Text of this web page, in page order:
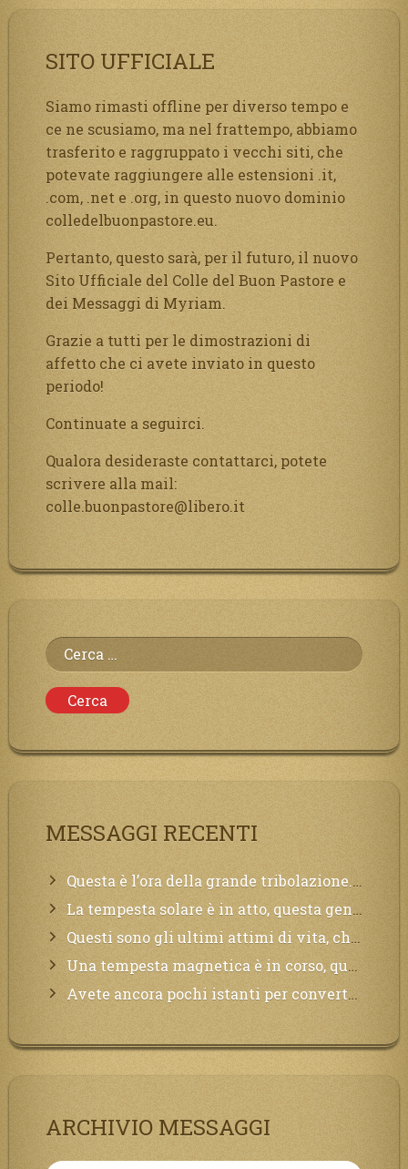
SITO UFFICIALE
Siamo rimasti offline per diverso tempo e
ce ne scusiamo, ma nel frattempo, abbiamo
trasferito e raggruppato i vecchi siti, che
potevate raggiungere alle estensioni .it,
.com, .net e .org, in questo nuovo dominio
colledelbuonpastore.eu.
Pertanto, questo sarà, per il futuro, il nuovo
Sito Ufficiale del Colle del Buon Pastore e
dei Messaggi di Myriam.
Grazie a tutti per le dimostrazioni di
affetto che ci avete inviato in questo
periodo!
Continuate a seguirci.
Qualora desideraste contattarci, potete
scrivere alla mail:
colle.buonpastore@libero.it
Ricerca
per:
MESSAGGI RECENTI
Questa è l’ora della grande tribolazione. Volgetemi il vostro cuore
La tempesta solare è in atto, questa generazione soffrirà molto, la Terra arderà, l’acqua sarà contaminata, il cibo non sarà più nelle vostre mense.
Questi sono gli ultimi attimi di vita, chi si vuole salvare Mi chiami in suo aiuto.
Una tempesta magnetica è in corso, questa generazione patirà. Il black out non tarderà ad arrivare e tutta la Terra sarà oscurata.
Avete ancora pochi istanti per convertirvi, non perdete tempo, la sciagura arriverà all’improvviso e per chi non si sarà preparato saranno dolori.
ARCHIVIO MESSAGGI